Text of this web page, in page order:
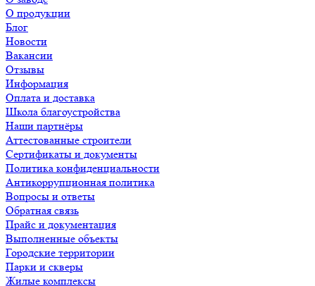
О продукции
Блог
Новости
Вакансии
Отзывы
Информация
Оплата и доставка
Школа благоустройства
Наши партнёры
Аттестованные строители
Сертификаты и документы
Политика конфиденциальности
Антикоррупционная политика
Вопросы и ответы
Обратная связь
Прайс и документация
Выполненные объекты
Городские территории
Парки и скверы
Жилые комплексы